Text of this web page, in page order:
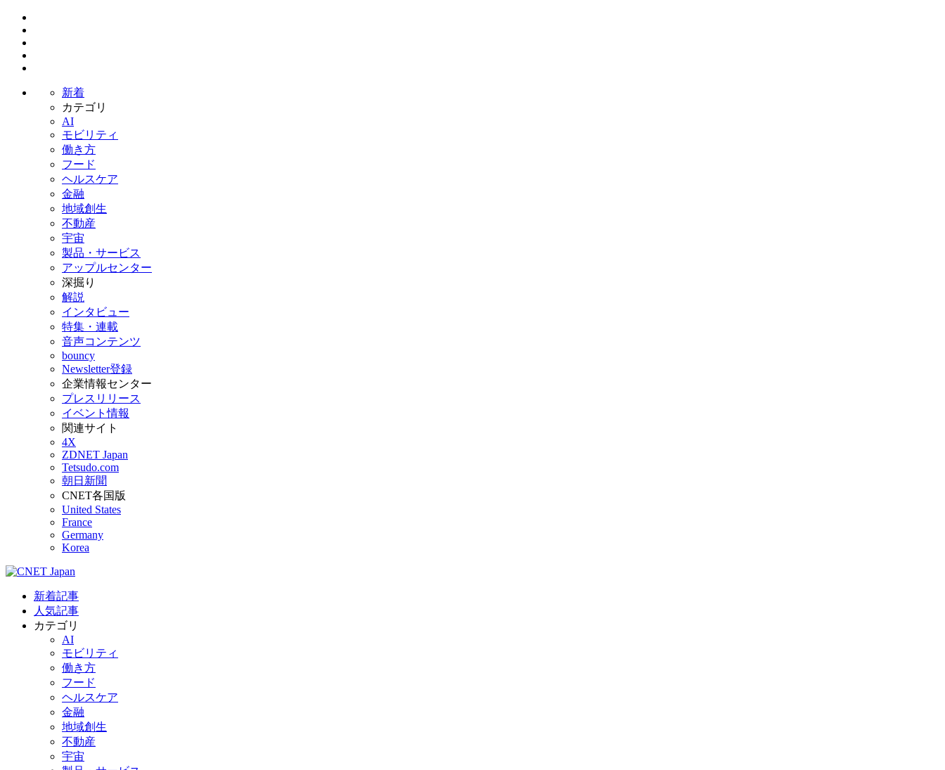
新着
カテゴリ
AI
モビリティ
働き方
フード
ヘルスケア
金融
地域創生
不動産
宇宙
製品・サービス
アップルセンター
深掘り
解説
インタビュー
特集・連載
音声コンテンツ
bouncy
Newsletter登録
企業情報センター
プレスリリース
イベント情報
関連サイト
4X
ZDNET Japan
Tetsudo.com
朝日新聞
CNET各国版
United States
France
Germany
Korea
新着記事
人気記事
カテゴリ
AI
モビリティ
働き方
フード
ヘルスケア
金融
地域創生
不動産
宇宙